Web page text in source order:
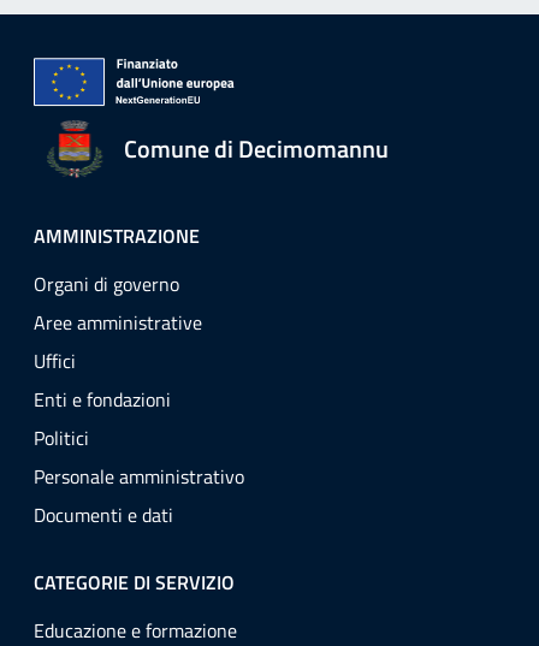
Comune di Decimomannu
AMMINISTRAZIONE
Organi di governo
Aree amministrative
Uffici
Enti e fondazioni
Politici
Personale amministrativo
Documenti e dati
CATEGORIE DI SERVIZIO
Educazione e formazione